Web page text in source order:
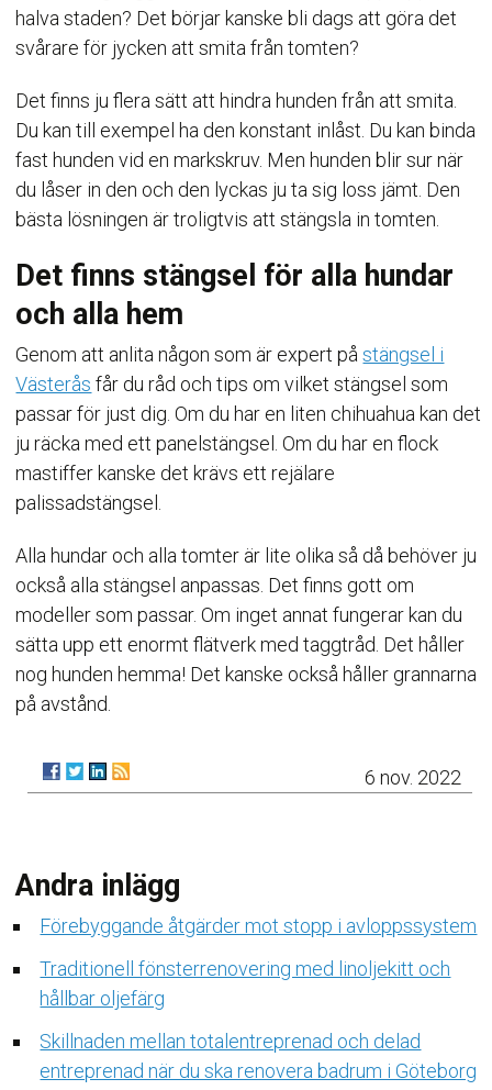
halva staden? Det börjar kanske bli dags att göra det
svårare för jycken att smita från tomten?
Det finns ju flera sätt att hindra hunden från att smita.
Du kan till exempel ha den konstant inlåst. Du kan binda
fast hunden vid en markskruv. Men hunden blir sur när
du låser in den och den lyckas ju ta sig loss jämt. Den
bästa lösningen är troligtvis att stängsla in tomten.
Det finns stängsel för alla hundar
och alla hem
Genom att anlita någon som är expert påstängsel i
Västerås får du råd och tips om vilket stängsel som
passar för just dig. Om du har en liten chihuahua kan det
ju räcka med ett panelstängsel. Om du har en flock
mastiffer kanske det krävs ett rejälare
palissadstängsel.
Alla hundar och alla tomter är lite olika så då behöver ju
också alla stängsel anpassas. Det finns gott om
modeller som passar. Om inget annat fungerar kan du
sätta upp ett enormt flätverk med taggtråd. Det håller
nog hunden hemma! Det kanske också håller grannarna
på avstånd.
6 nov. 2022
Andra inlägg
Förebyggande åtgärder mot stopp i avloppssystem
Traditionell fönsterrenovering med linoljekitt och
hållbar oljefärg
Skillnaden mellan totalentreprenad och delad
entreprenad när du ska renovera badrum i Göteborg